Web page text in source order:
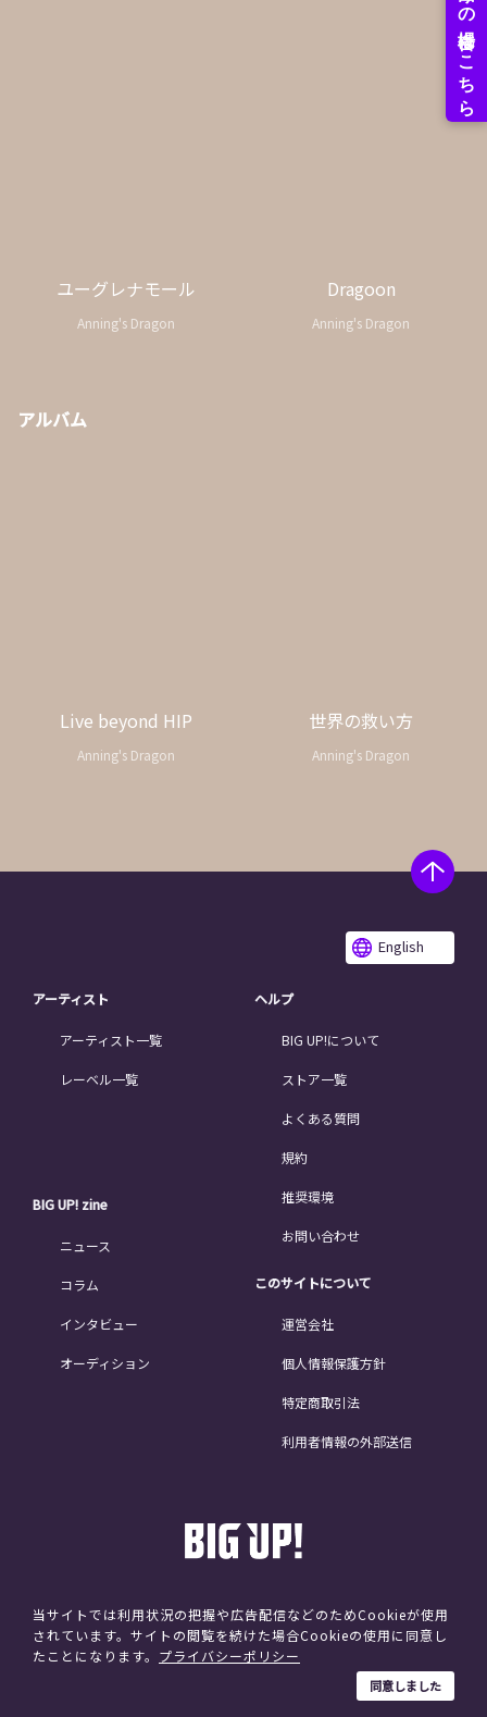
ユーグレナモール
Anning's Dragon
Dragoon
Anning's Dragon
アルバム
Live beyond HIP
Anning's Dragon
世界の救い方
Anning's Dragon
English
アーティスト
アーティスト一覧
レーベル一覧
BIG UP! zine
ニュース
コラム
インタビュー
オーディション
ヘルプ
BIG UP!について
ストア一覧
よくある質問
規約
推奨環境
お問い合わせ
このサイトについて
運営会社
個人情報保護方針
特定商取引法
利用者情報の外部送信
©avex
当サイトでは利用状況の把握や広告配信などのためCookieが使用
されています。サイトの閲覧を続けた場合Cookieの使用に同意し
たことになります。 プライバシーポリシー
同意しました